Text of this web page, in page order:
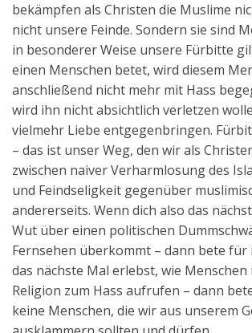
bekämpfen als Christen die Muslime
nicht unsere Feinde. Sondern sie sind
in besonderer Weise unsere Fürbitte
einen Menschen betet, wird diesem
anschließend nicht mehr mit Hass
wird ihn nicht absichtlich verletzen
vielmehr Liebe entgegenbringen.
– das ist unser Weg, den wir als
zwischen naiver Verharmlosung des
und Feindseligkeit gegenüber
andererseits. Wenn dich also das
Wut über einen politischen
Fernsehen überkommt – dann bete für
das nächste Mal erlebst, wie
Religion zum Hass aufrufen – dann
keine Menschen, die wir aus unserem